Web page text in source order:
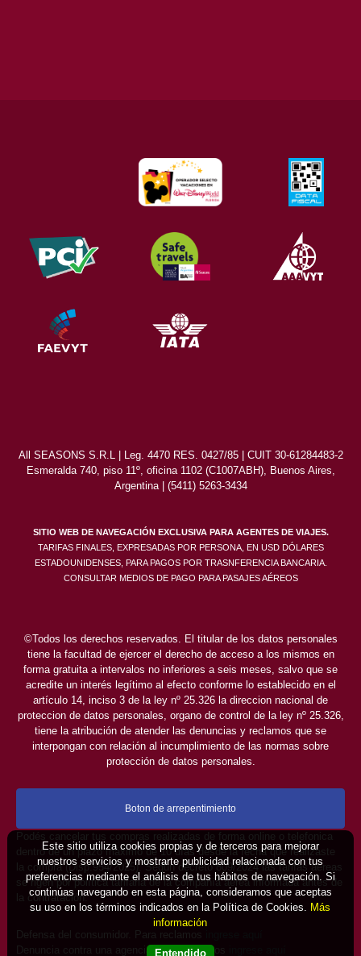
All SEASONS S.R.L | Leg. 4470 RES. 0427/85 | CUIT 30-61284483-2
Esmeralda 740, piso 11º, oficina 1102 (C1007ABH), Buenos Aires,
Argentina | (5411) 5263-3434
SITIO WEB DE NAVEGACIÓN EXCLUSIVA PARA AGENTES DE VIAJES.
TARIFAS FINALES, EXPRESADAS POR PERSONA, EN USD DÓLARES
ESTADOUNIDENSES, PARA PAGOS POR TRASNFERENCIA BANCARIA.
CONSULTAR MEDIOS DE PAGO PARA PASAJES AÉREOS
©Todos los derechos reservados. El titular de los datos personales
tiene la facultad de ejercer el derecho de acceso a los mismos en
forma gratuita a intervalos no inferiores a seis meses, salvo que se
acredite un interés legítimo al efecto conforme lo establecido en el
artículo 14, inciso 3 de la ley nº 25.326 la direccion nacional de
proteccion de datos personales, organo de control de la ley nº 25.326,
tiene la atribución de atender las denuncias y reclamos que se
interpongan con relación al incumplimiento de las normas sobre
protección de datos personales.
Boton de arrepentimiento
Podés cancelar tus compras realizadas de forma online o telefonica
dentro de un plazo máximo de 10 días desde la fecha que realizaste
la compra (Disp.954/2025). Según decreto 809/2024 las tarifas aéreas
se rigen por política tarifaria de la compañía aérea informada antes de
la contratación.
Defensa del consumidor. Para reclamos
Denuncia contra una agencia. Para reclamos
Este sitio utiliza cookies propias y de terceros para mejorar
nuestros servicios y mostrarte publicidad relacionada con tus
preferencias mediante el análisis de tus hábitos de navegación. Si
continúas navegando en esta página, consideramos que aceptas
su uso en los términos indicados en la Política de Cookies. Más
información
Entendido